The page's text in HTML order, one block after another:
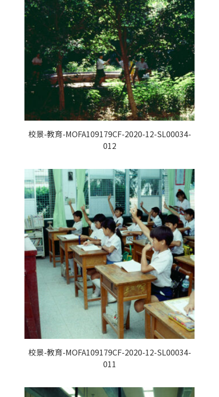
校景-教育-MOFA109179CF-2020-12-SL00034-
012
校景-教育-MOFA109179CF-2020-12-SL00034-
011